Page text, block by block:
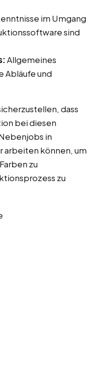
im Umgang
sind
Allgemeines
Abläufe und
dass
bei diesen
in
arbeiten können, um
zu
zu